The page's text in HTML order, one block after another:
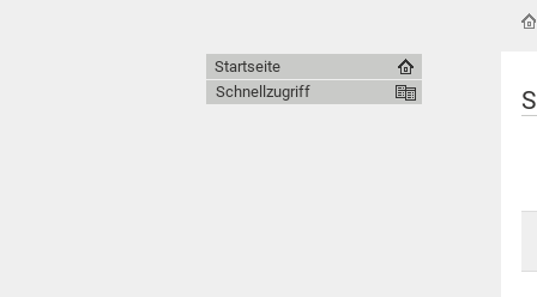
Startseite
Schnellzugriff